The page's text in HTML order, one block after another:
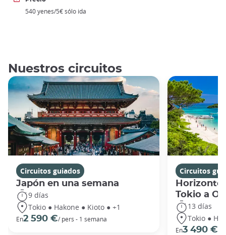
540 yenes/5€ sólo ida
Nuestros circuitos
Circuitos guiados
Japón en una semana
9 días
Tokio ● Hakone ● Kioto ● +1
En2 590 €/ pers - 1 semana
Circuitos
Tokio a
13 días
Tokio ●
En3 490 €